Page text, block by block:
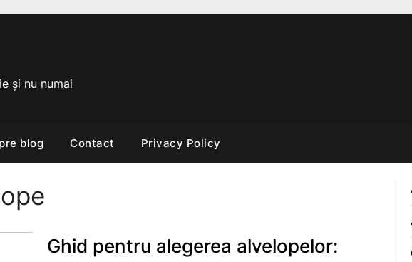
și nu numai
blog Contact Privacy Policy
Ghid pentru alegerea alvelopelor: